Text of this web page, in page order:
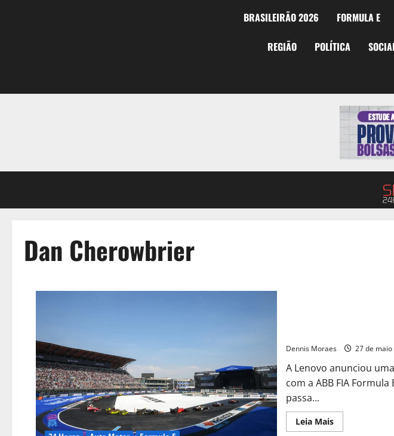
BRASILEIRÃO 2026 FORMULA E
REGIÃO POLÍTICA
Dan Cherowbrier
Dennis Moraes 27 de
A Lenovo anunciou
com a ABB FIA
passa...
Leia Mais